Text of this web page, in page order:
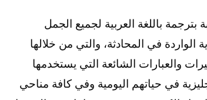
بترجمة باللغة العربية لجميع الجمل
الواردة في المحادثة، والتي من خلالها
والعبارات الشائعة التي يستخدمها
في حياتهم اليومية وفي كافة مناحي